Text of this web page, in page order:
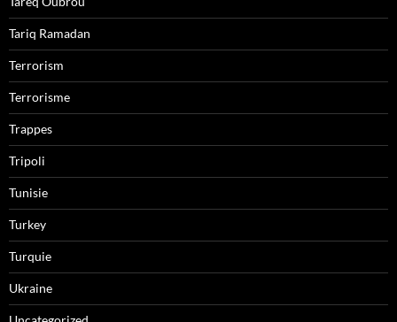
Tariq Ramadan
Terrorism
Terrorisme
Trappes
Tripoli
Tunisie
Turkey
Turquie
Ukraine